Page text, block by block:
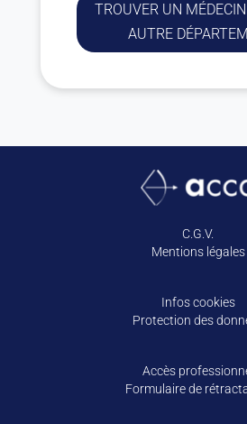
TROUVER UN
AUTRE
C.G.V.
Mentions légales
Infos cookies
Protection des
Accès
Formulaire de